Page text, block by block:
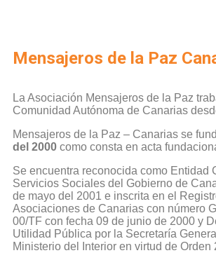
Mensajeros de la Paz
La Asociación Mensajeros de la Paz
Comunidad Autónoma de Canarias
Mensajeros de la Paz – Canarias se
del 2000 como consta en acta
Se encuentra reconocida como Entidad
Servicios Sociales del Gobierno de
de mayo del 2001 e inscrita en el
Asociaciones de Canarias con número
00/TF con fecha 09 de junio de 2000 y
Utilidad Pública por la Secretaría
Ministerio del Interior en virtud de Orden